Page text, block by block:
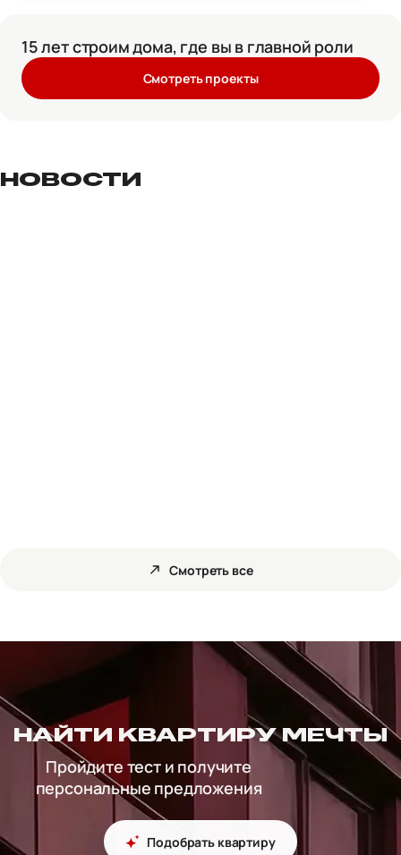
15 лет строим дома, где вы в главной роли
Смотреть проекты
НОВОСТИ
Смотреть все
НАЙТИ КВАРТИРУ МЕЧТЫ
Пройдите тест и получите
персональные предложения
Подобрать квартиру